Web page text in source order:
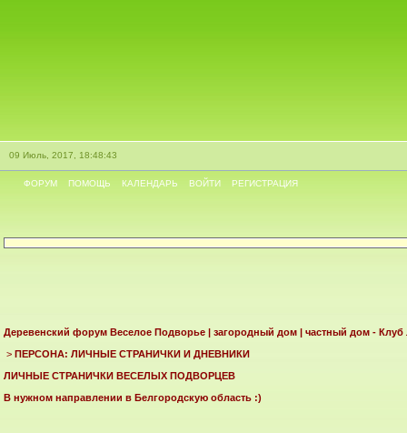
09 Июль, 2017, 18:48:43
ФОРУМ ПОМОЩЬ КАЛЕНДАРЬ ВОЙТИ РЕГИСТРАЦИЯ
Деревенский форум Веселое Подворье | загородный дом | частный дом - Клуб
> ПЕРСОНА: ЛИЧНЫЕ СТРАНИЧКИ И ДНЕВНИКИ
ЛИЧНЫЕ СТРАНИЧКИ ВЕСЕЛЫХ ПОДВОРЦЕВ
В нужном направлении в Белгородскую область :)